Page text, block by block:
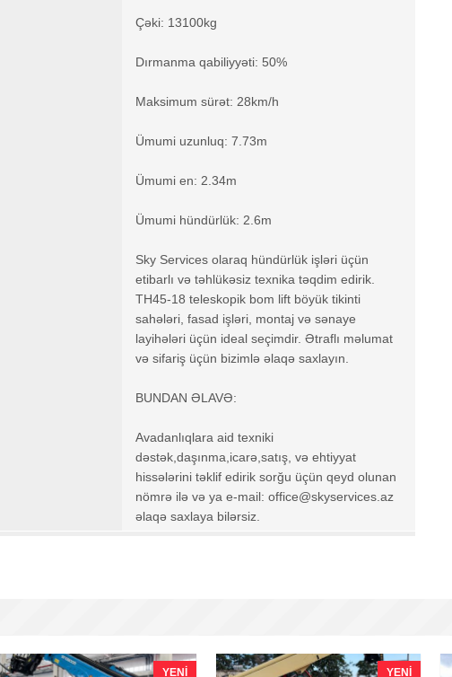
Çəki: 13100kg
Dırmanma qabiliyyəti: 50%
Maksimum sürət: 28km/h
Ümumi uzunluq: 7.73m
Ümumi en: 2.34m
Ümumi hündürlük: 2.6m
Sky Services olaraq hündürlük işləri üçün
etibarlı və təhlükəsiz texnika təqdim edirik.
TH45-18 teleskopik bom lift böyük tikinti
sahələri, fasad işləri, montaj və sənaye
layihələri üçün ideal seçimdir. Ətraflı məlumat
və sifariş üçün bizimlə əlaqə saxlayın.
BUNDAN ƏLAVƏ:
Avadanlıqlara aid texniki
dəstək,daşınma,icarə,satış, və ehtiyyat
hissələrini təklif edirik sorğu üçün qeyd olunan
nömrə ilə və ya e-mail: office@skyservices.az
əlaqə saxlaya bilərsiz.
YENI YENI